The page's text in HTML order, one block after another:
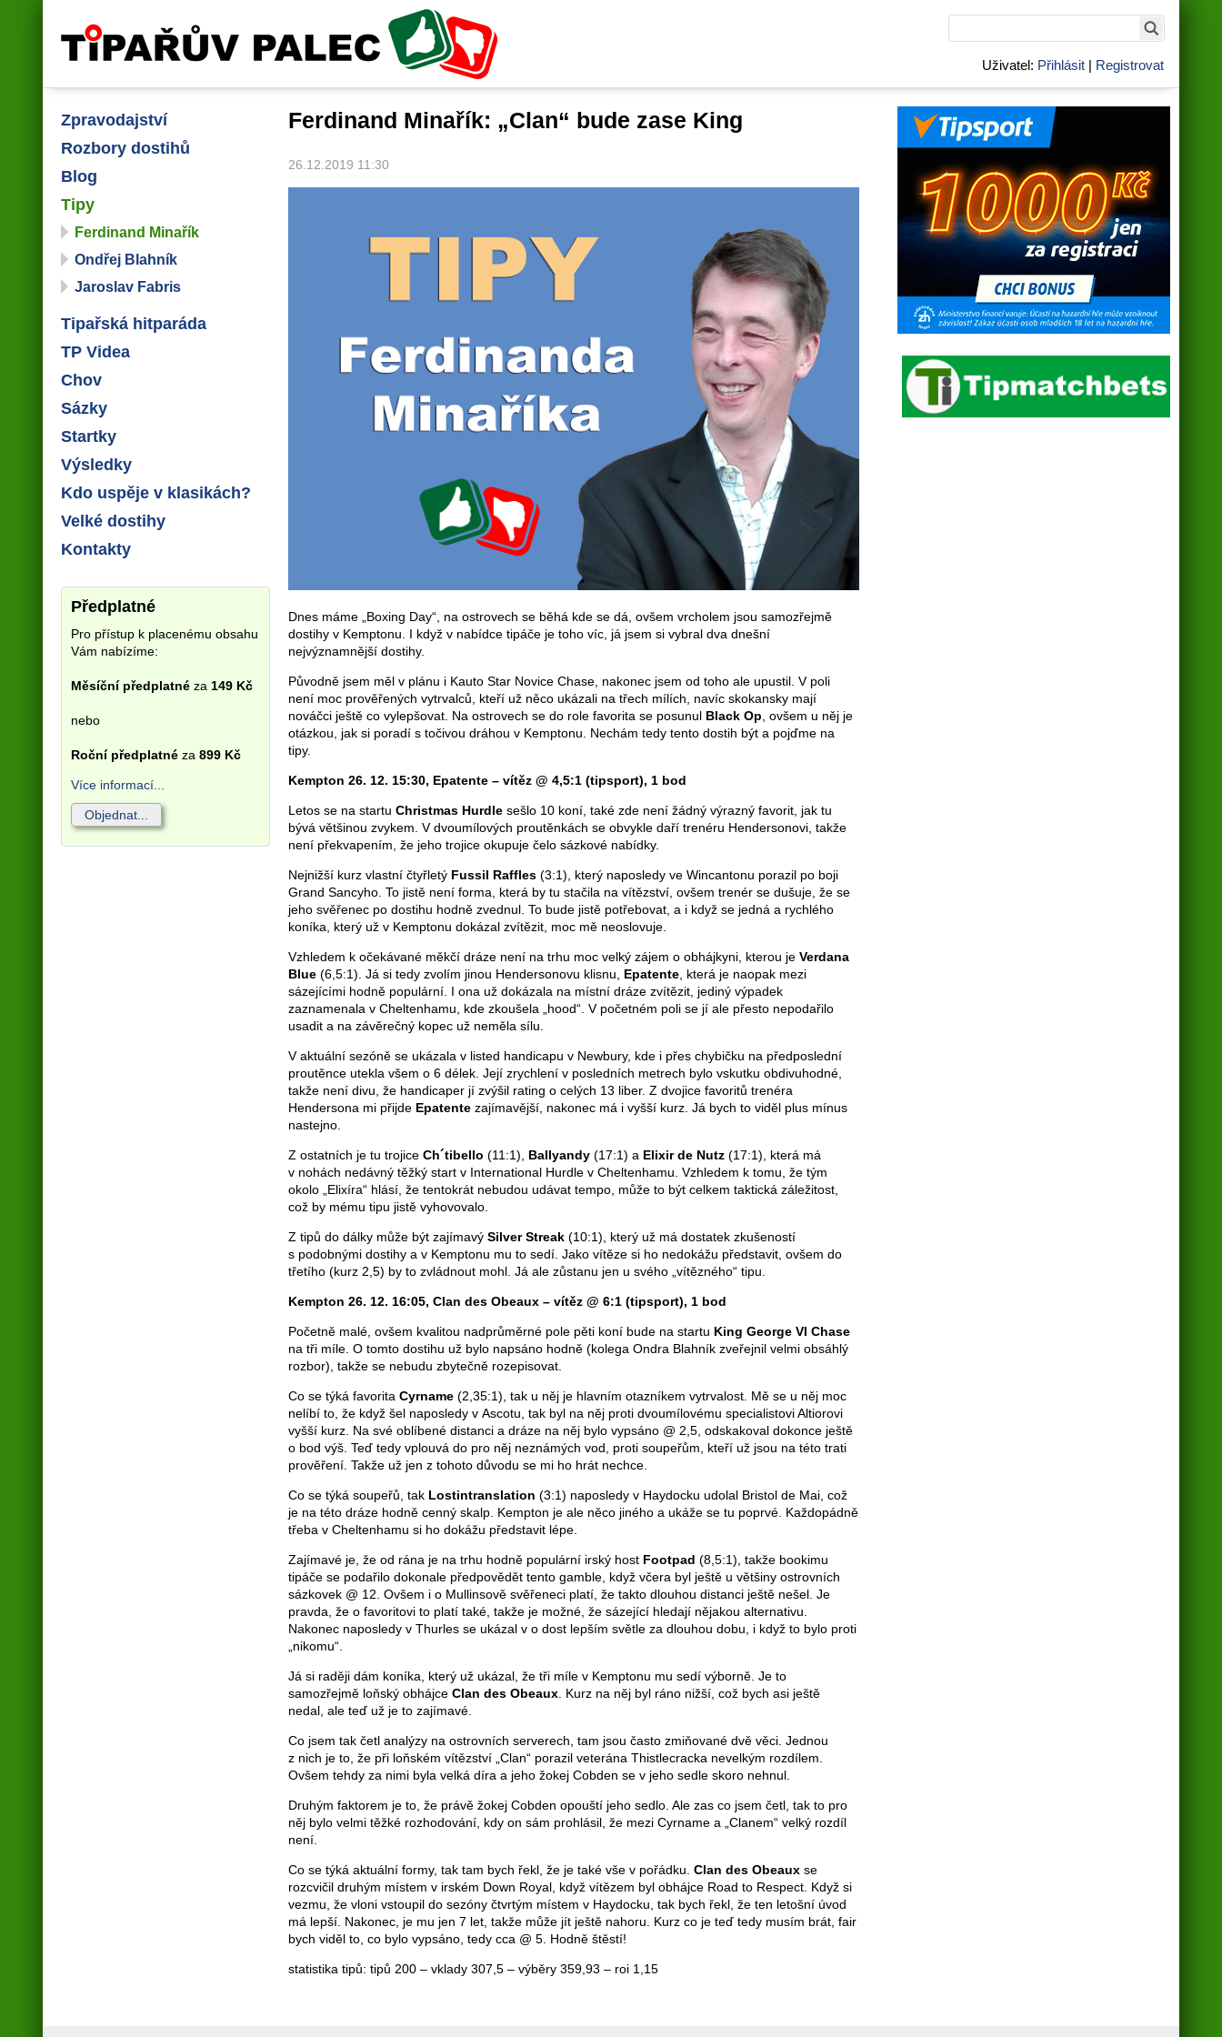
Tipařův palec
Uživatel: Přihlásit | Registrovat
Zpravodajství
Rozbory dostihů
Blog
Tipy
Ferdinand Minařík
Ondřej Blahník
Jaroslav Fabris
Tipařská hitparáda
TP Videa
Chov
Sázky
Startky
Výsledky
Kdo uspěje v klasikách?
Velké dostihy
Kontakty
Předplatné
Pro přístup k placenému obsahu
Vám nabízíme:
Měsíční předplatné za 149 Kč
nebo
Roční předplatné za 899 Kč
Více informací...
Objednat...
Ferdinand Minařík: „Clan“ bude zase King
26.12.2019 11:30
Dnes máme „Boxing Day“, na ostrovech se běhá kde se dá, ovšem vrcholem jsou samozřejmě
dostihy v Kemptonu. I když v nabídce tipáče je toho víc, já jsem si vybral dva dnešní
nejvýznamnější dostihy.
Původně jsem měl v plánu i Kauto Star Novice Chase, nakonec jsem od toho ale upustil. V poli
není moc prověřených vytrvalců, kteří už něco ukázali na třech mílích, navíc skokansky mají
nováčci ještě co vylepšovat. Na ostrovech se do role favorita se posunul Black Op, ovšem u něj je
otázkou, jak si poradí s točivou dráhou v Kemptonu. Nechám tedy tento dostih být a pojďme na
tipy.
Kempton 26. 12. 15:30, Epatente – vítěz @ 4,5:1 (tipsport), 1 bod
Letos se na startu Christmas Hurdle sešlo 10 koní, také zde není žádný výrazný favorit, jak tu
bývá většinou zvykem. V dvoumílových proutěnkách se obvykle daří trenéru Hendersonovi, takže
není překvapením, že jeho trojice okupuje čelo sázkové nabídky.
Nejnižší kurz vlastní čtyřletý Fussil Raffles (3:1), který naposledy ve Wincantonu porazil po boji
Grand Sancyho. To jistě není forma, která by tu stačila na vítězství, ovšem trenér se dušuje, že se
jeho svěřenec po dostihu hodně zvednul. To bude jistě potřebovat, a i když se jedná a rychlého
koníka, který už v Kemptonu dokázal zvítězit, moc mě neoslovuje.
Vzhledem k očekávané měkčí dráze není na trhu moc velký zájem o obhájkyni, kterou je Verdana
Blue (6,5:1). Já si tedy zvolím jinou Hendersonovu klisnu, Epatente, která je naopak mezi
sázejícími hodně populární. I ona už dokázala na místní dráze zvítězit, jediný výpadek
zaznamenala v Cheltenhamu, kde zkoušela „hood“. V početném poli se jí ale přesto nepodařilo
usadit a na závěrečný kopec už neměla sílu.
V aktuální sezóně se ukázala v listed handicapu v Newbury, kde i přes chybičku na předposlední
proutěnce utekla všem o 6 délek. Její zrychlení v posledních metrech bylo vskutku obdivuhodné,
takže není divu, že handicaper jí zvýšil rating o celých 13 liber. Z dvojice favoritů trenéra
Hendersona mi přijde Epatente zajímavější, nakonec má i vyšší kurz. Já bych to viděl plus mínus
nastejno.
Z ostatních je tu trojice Ch´tibello (11:1), Ballyandy (17:1) a Elixir de Nutz (17:1), která má
v nohách nedávný těžký start v International Hurdle v Cheltenhamu. Vzhledem k tomu, že tým
okolo „Elixíra“ hlásí, že tentokrát nebudou udávat tempo, může to být celkem taktická záležitost,
což by mému tipu jistě vyhovovalo.
Z tipů do dálky může být zajímavý Silver Streak (10:1), který už má dostatek zkušeností
s podobnými dostihy a v Kemptonu mu to sedí. Jako vítěze si ho nedokážu představit, ovšem do
třetího (kurz 2,5) by to zvládnout mohl. Já ale zůstanu jen u svého „vítězného“ tipu.
Kempton 26. 12. 16:05, Clan des Obeaux – vítěz @ 6:1 (tipsport), 1 bod
Početně malé, ovšem kvalitou nadprůměrné pole pěti koní bude na startu King George VI Chase
na tři míle. O tomto dostihu už bylo napsáno hodně (kolega Ondra Blahník zveřejnil velmi obsáhlý
rozbor), takže se nebudu zbytečně rozepisovat.
Co se týká favorita Cyrname (2,35:1), tak u něj je hlavním otazníkem vytrvalost. Mě se u něj moc
nelíbí to, že když šel naposledy v Ascotu, tak byl na něj proti dvoumílovému specialistovi Altiorovi
vyšší kurz. Na své oblíbené distanci a dráze na něj bylo vypsáno @ 2,5, odskakoval dokonce ještě
o bod výš. Teď tedy vplouvá do pro něj neznámých vod, proti soupeřům, kteří už jsou na této trati
prověření. Takže už jen z tohoto důvodu se mi ho hrát nechce.
Co se týká soupeřů, tak Lostintranslation (3:1) naposledy v Haydocku udolal Bristol de Mai, což
je na této dráze hodně cenný skalp. Kempton je ale něco jiného a ukáže se tu poprvé. Každopádně
třeba v Cheltenhamu si ho dokážu představit lépe.
Zajímavé je, že od rána je na trhu hodně populární irský host Footpad (8,5:1), takže bookimu
tipáče se podařilo dokonale předpovědět tento gamble, když včera byl ještě u většiny ostrovních
sázkovek @ 12. Ovšem i o Mullinsově svěřeneci platí, že takto dlouhou distanci ještě nešel. Je
pravda, že o favoritovi to platí také, takže je možné, že sázející hledají nějakou alternativu.
Nakonec naposledy v Thurles se ukázal v o dost lepším světle za dlouhou dobu, i když to bylo proti
„nikomu“.
Já si raději dám koníka, který už ukázal, že tři míle v Kemptonu mu sedí výborně. Je to
samozřejmě loňský obhájce Clan des Obeaux. Kurz na něj byl ráno nižší, což bych asi ještě
nedal, ale teď už je to zajímavé.
Co jsem tak četl analýzy na ostrovních serverech, tam jsou často zmiňované dvě věci. Jednou
z nich je to, že při loňském vítězství „Clan“ porazil veterána Thistlecracka nevelkým rozdílem.
Ovšem tehdy za nimi byla velká díra a jeho žokej Cobden se v jeho sedle skoro nehnul.
Druhým faktorem je to, že právě žokej Cobden opouští jeho sedlo. Ale zas co jsem četl, tak to pro
něj bylo velmi těžké rozhodování, kdy on sám prohlásil, že mezi Cyrname a „Clanem“ velký rozdíl
není.
Co se týká aktuální formy, tak tam bych řekl, že je také vše v pořádku. Clan des Obeaux se
rozcvičil druhým místem v irském Down Royal, když vítězem byl obhájce Road to Respect. Když si
vezmu, že vloni vstoupil do sezóny čtvrtým místem v Haydocku, tak bych řekl, že ten letošní úvod
má lepší. Nakonec, je mu jen 7 let, takže může jít ještě nahoru. Kurz co je teď tedy musím brát, fair
bych viděl to, co bylo vypsáno, tedy cca @ 5. Hodně štěstí!
statistika tipů: tipů 200 – vklady 307,5 – výběry 359,93 – roi 1,15